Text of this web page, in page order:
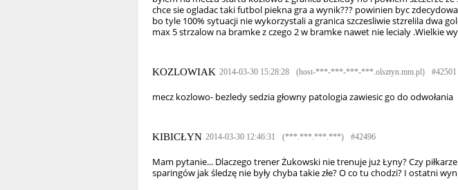
chce sie ogladac taki futbol piekna gra a wynik??? powinien byc
bo tyle 100% sytuacji nie wykorzystali a granica szczesliwie stzrelila dwa
max 5 strzalow na bramke z czego 2 w bramke nawet nie lecialy .Wielkie
KOZLOWIAK 2014-03-30 15:28:28 (host-***-***-***-***.olsztyn.mm.pl) #42501
mecz kozlowo- bezledy sedzia głowny patologia zawiesic go do odwołania
KIBICŁYN 2014-03-30 12:46:31 (***.***.***.***) #42496
Mam pytanie... Dlaczego trener Żukowski nie trenuje już Łyny? Czy
sparingów jak śledzę nie były chyba takie złe? O co tu chodzi? I ostatni